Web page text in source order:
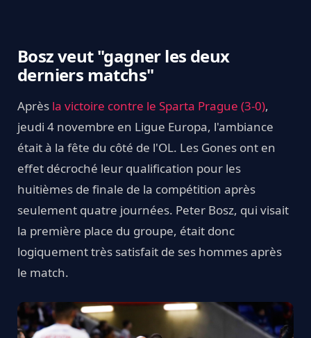
Bosz veut "gagner les deux
derniers matchs"
Après la victoire contre le Sparta Prague (3-0),
jeudi 4 novembre en Ligue Europa, l'ambiance
était à la fête du côté de l'OL. Les Gones ont en
effet décroché leur qualification pour les
huitièmes de finale de la compétition après
seulement quatre journées. Peter Bosz, qui visait
la première place du groupe, était donc
logiquement très satisfait de ses hommes après
le match.